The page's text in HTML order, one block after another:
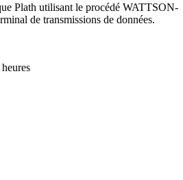
Plath utilisant le procédé WATTSON-
de transmissions de données.